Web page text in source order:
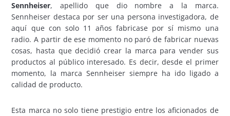
Sennheiser, apellido que dio nombre a la marca.
Sennheiser destaca por ser una persona investigadora, de
aquí que con solo 11 años fabricase por sí mismo una
radio. A partir de ese momento no paró de fabricar nuevas
cosas, hasta que decidió crear la marca para vender sus
productos al público interesado. Es decir, desde el primer
momento, la marca Sennheiser siempre ha ido ligado a
calidad de producto.
Esta marca no solo tiene prestigio entre los aficionados de